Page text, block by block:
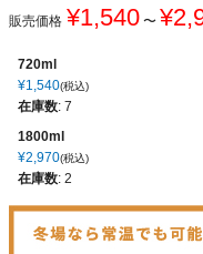
販売価格 ¥1,540 〜 ¥
720ml
¥1,540 税込
在庫数: 7
1800ml
¥2,970 税込
在庫数: 2